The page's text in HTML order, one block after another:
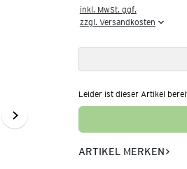
inkl. MwSt. ggf.
zzgl. Versandkosten
Leider ist dieser Artikel
ARTIKEL MERKEN